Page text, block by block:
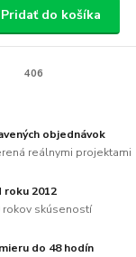
Pridať do košíka
406
objednávok
reálnymi projektami
roku 2012
rokov skúseností
do 48 hodín